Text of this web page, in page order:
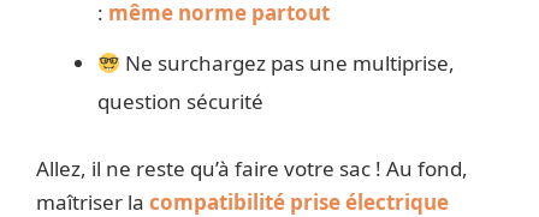
: même norme partout
Ne surchargez pas une multiprise,
question sécurité
Allez, il ne reste qu’à faire votre sac ! Au fond,
maîtriser la compatibilité prise électrique